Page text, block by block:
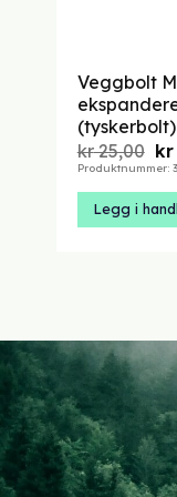
Veggbolt
(tyskerbolt)
kr25,00
kr
kr
Produktnummer:
Legg i